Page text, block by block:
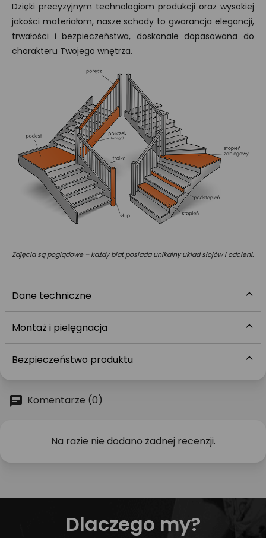
Dzięki precyzyjnym technologiom produkcji oraz wysokiej
jakości materiałom, nasze schody to gwarancja elegancji,
trwałości i bezpieczeństwa, doskonale dopasowana do
charakteru Twojego wnętrza.
Zdjęcia są poglądowe – każdy blat posiada unikalny układ słojów i odcieni.
Dane techniczne
Montaż i pielęgnacja
Bezpieczeństwo produktu
Komentarze (0)
Na razie nie dodano żadnej recenzji.
Dlaczego my?